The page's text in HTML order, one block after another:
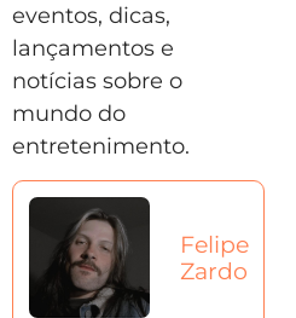
eventos, dicas,
lançamentos e
notícias sobre o
mundo do
entretenimento.
Felipe
Zardo